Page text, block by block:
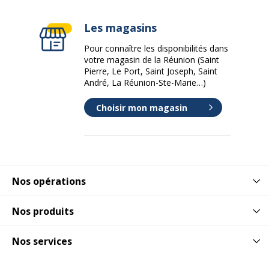
Nos opérations
Nos produits
Nos services
Les magasins
Pour connaître les disponibilités dans
votre magasin de la Réunion (Saint
Pierre, Le Port, Saint Joseph, Saint
André, La Réunion-Ste-Marie…)
Choisir mon magasin